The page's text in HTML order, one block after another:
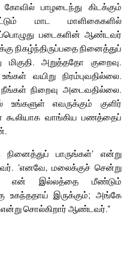
பாழடைந்து கிடக்கும்
மாட மாளிகைகளில்
படைகளின் ஆண்டவர்
நிகழ்ந்திருப்பதை நினைத்துப்
அறுத்ததோ குறைவு.
வயிறு நிரம்புவதில்லை.
நிறைவு அடைவதில்லை.
எவருக்கும் குளிர்
வாங்கிய பணத்தைப்
பாருங்கள்’ என்று
‘எனவே, மலைக்குச் சென்று
என் இல்லத்தை மீண்டும்
உகந்ததாய் இருக்கும்; அங்கே
என்று சொல்கிறார் ஆண்டவர்.”